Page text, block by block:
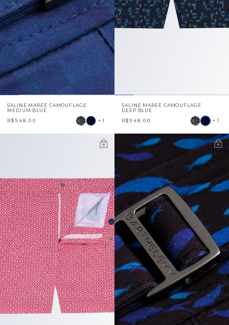
SALINE MAREE CAMOUFLAGE
MEDIUM BLUE
R$948.00
+1
SALINE MAREE CAMOUFLAGE
DEEP BLUE
R$948.00
+1